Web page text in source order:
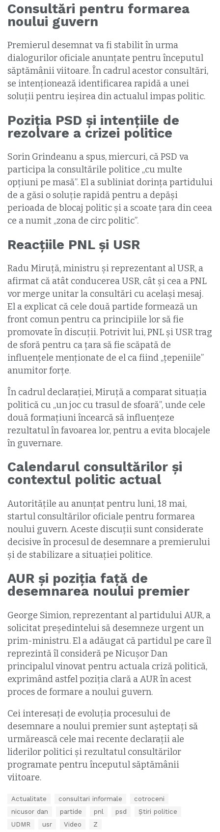
Consultări pentru formarea
noului guvern
Premierul desemnat va fi stabilit în urma
dialogurilor oficiale anunțate pentru începutul
săptămânii viitoare. În cadrul acestor consultări,
se intenționează identificarea rapidă a unei
soluții pentru ieșirea din actualul impas politic.
Poziția PSD și intențiile de
rezolvare a crizei politice
Sorin Grindeanu a spus, miercuri, că PSD va
participa la consultările politice „cu multe
opțiuni pe masă”. El a subliniat dorința partidului
de a găsi o soluție rapidă pentru a depăși
perioada de blocaj politic și a scoate țara din ceea
ce a numit „zona de circ politic”.
Reacțiile PNL și USR
Radu Miruță, ministru și reprezentant al USR, a
afirmat că atât conducerea USR, cât și cea a PNL
vor merge unitar la consultări cu același mesaj.
El a explicat că cele două partide formează un
front comun pentru ca principiile lor să fie
promovate în discuții. Potrivit lui, PNL și USR trag
de sforă pentru ca țara să fie scăpată de
influențele menționate de el ca fiind „țepeniile”
anumitor forțe.
În cadrul declarației, Miruță a comparat situația
politică cu „un joc cu trasul de sfoară”, unde cele
două formațiuni încearcă să influențeze
rezultatul în favoarea lor, pentru a evita blocajele
în guvernare.
Calendarul consultărilor și
contextul politic actual
Autoritățile au anunțat pentru luni, 18 mai,
startul consultărilor oficiale pentru formarea
noului guvern. Aceste discuții sunt considerate
decisive în procesul de desemnare a premierului
și de stabilizare a situației politice.
AUR și poziția față de
desemnarea noului premier
George Simion, reprezentant al partidului AUR, a
solicitat președintelui să desemneze urgent un
prim-ministru. El a adăugat că partidul pe care îl
reprezintă îl consideră pe Nicușor Dan
principalul vinovat pentru actuala criză politică,
exprimând astfel poziția clară a AUR în acest
proces de formare a noului guvern.
Cei interesați de evoluția procesului de
desemnare a noului premier sunt așteptați să
urmărească cele mai recente declarații ale
liderilor politici și rezultatul consultărilor
programate pentru începutul săptămânii
viitoare.
Actualitate consultari informale
cotroceni
nicusor dan
partide pnl psd
Știri politice
UDMR
usr Video Z